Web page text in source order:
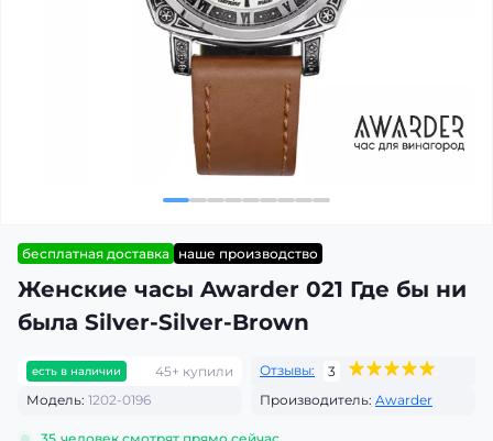
бесплатная доставка наше производство
Женские часы Awarder 021 Где бы ни
была Silver-Silver-Brown
есть в наличии 45+ купили Отзывы:
3
Модель: 1202-0196 Производитель: Awarder